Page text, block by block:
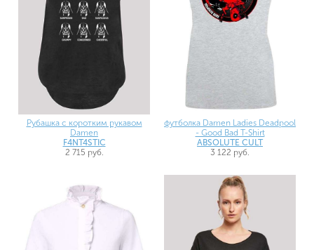
Рубашка с коротким рукавом
Damen
F4NT4STIC
2 715 руб.
футболка Damen Ladies Deadpool
- Good Bad T-Shirt
ABSOLUTE CULT
3 122 руб.